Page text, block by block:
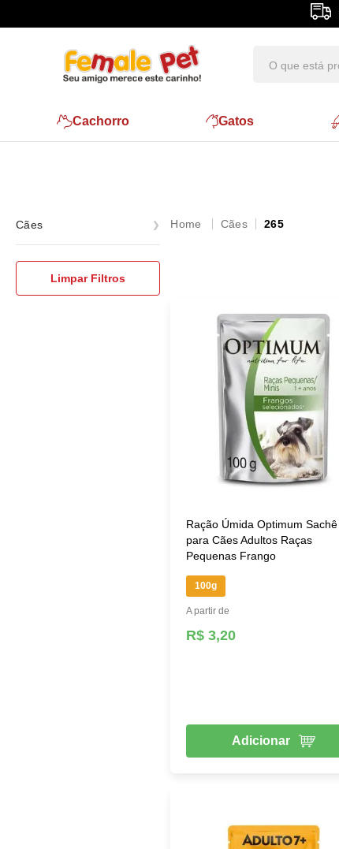
Cachorro Gatos
Cães
Limpar Filtros
Cães 265
Ração Úmida Optimum Sachê
para Cães Adultos Raças
Pequenas Frango
100g
A partir de
R$ 3,20
Adicionar